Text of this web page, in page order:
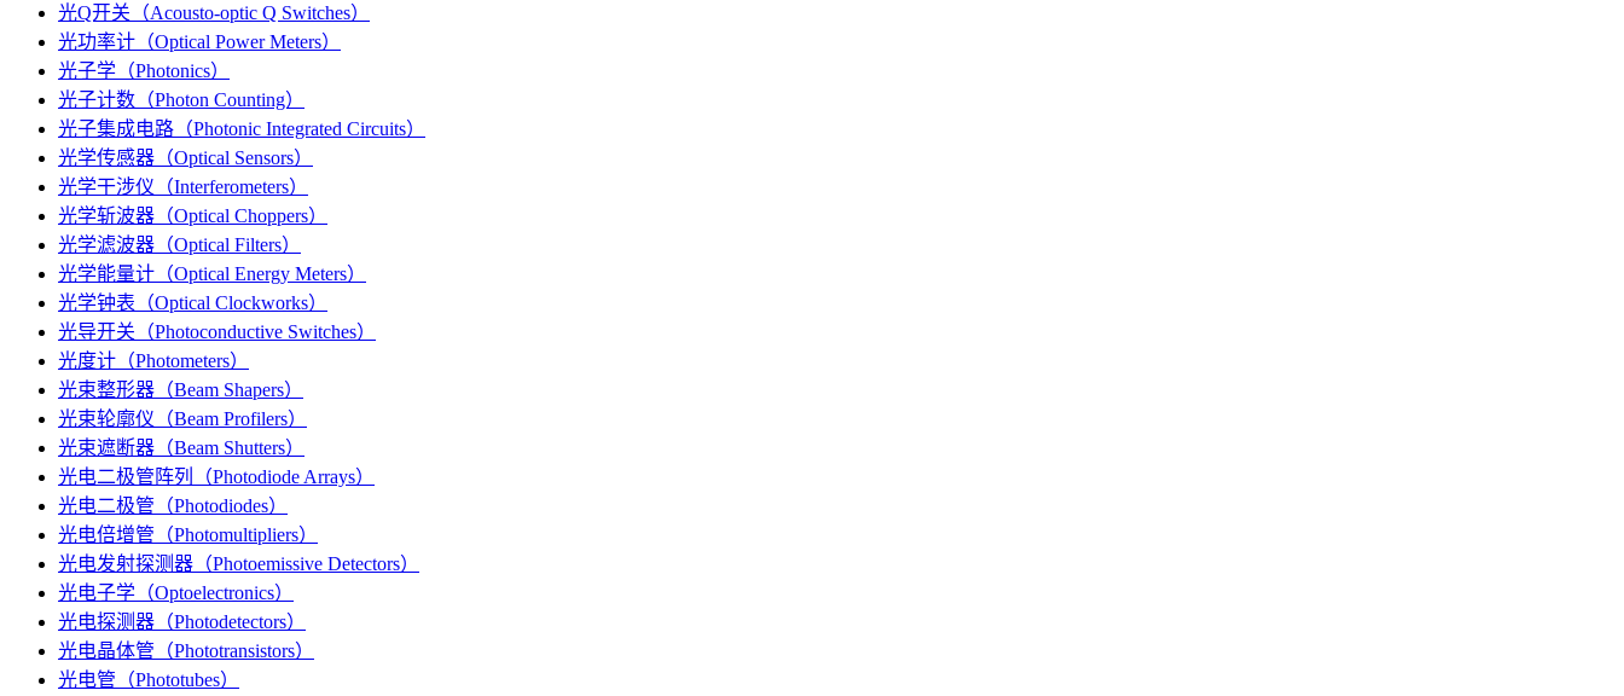
光Q开关（Acousto-optic Q Switches）
光功率计（Optical Power Meters）
光子学（Photonics）
光子计数（Photon Counting）
光子集成电路（Photonic Integrated Circuits）
光学传感器（Optical Sensors）
光学干涉仪（Interferometers）
光学斩波器（Optical Choppers）
光学滤波器（Optical Filters）
光学能量计（Optical Energy Meters）
光学钟表（Optical Clockworks）
光导开关（Photoconductive Switches）
光度计（Photometers）
光束整形器（Beam Shapers）
光束轮廓仪（Beam Profilers）
光束遮断器（Beam Shutters）
光电二极管阵列（Photodiode Arrays）
光电二极管（Photodiodes）
光电倍增管（Photomultipliers）
光电发射探测器（Photoemissive Detectors）
光电子学（Optoelectronics）
光电探测器（Photodetectors）
光电晶体管（Phototransistors）
光电管（Phototubes）